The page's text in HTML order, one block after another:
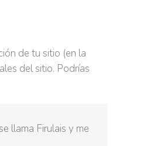
de tu sitio (en la
del sitio. Podrías
llama Firulais y me